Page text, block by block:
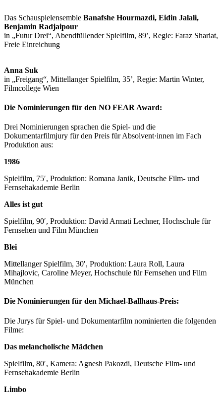
Das Schauspielensemble Banafshe Hourmazdi, Eidin Jalali,
Benjamin Radjaipour
in „Futur Drei“, Abendfüllender Spielfilm, 89’, Regie: Faraz Shariat,
Freie Einreichung
Anna Suk
in „Freigang“, Mittellanger Spielfilm, 35’, Regie: Martin Winter,
Filmcollege Wien
Die Nominierungen für den NO FEAR Award:
Drei Nominierungen sprachen die Spiel- und die
Dokumentarfilmjury für den Preis für Absolvent·innen im Fach
Produktion aus:
1986
Spielfilm, 75′, Produktion: Romana Janik, Deutsche Film- und
Fernsehakademie Berlin
Alles ist gut
Spielfilm, 90′, Produktion: David Armati Lechner, Hochschule für
Fernsehen und Film München
Blei
Mittellanger Spielfilm, 30′, Produktion: Laura Roll, Laura
Mihajlovic, Caroline Meyer, Hochschule für Fernsehen und Film
München
Die Nominierungen für den Michael-Ballhaus-Preis:
Die Jurys für Spiel- und Dokumentarfilm nominierten die folgenden
Filme:
Das melancholische Mädchen
Spielfilm, 80′, Kamera: Agnesh Pakozdi, Deutsche Film- und
Fernsehakademie Berlin
Limbo